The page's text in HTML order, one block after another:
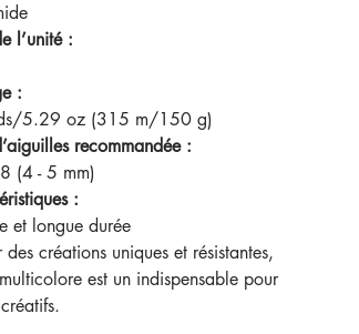
l’unité :
:
5.29 oz (315 m/150 g)
recommandée :
(4 - 5 mm)
:
et longue durée
créations uniques et résistantes,
est un indispensable pour